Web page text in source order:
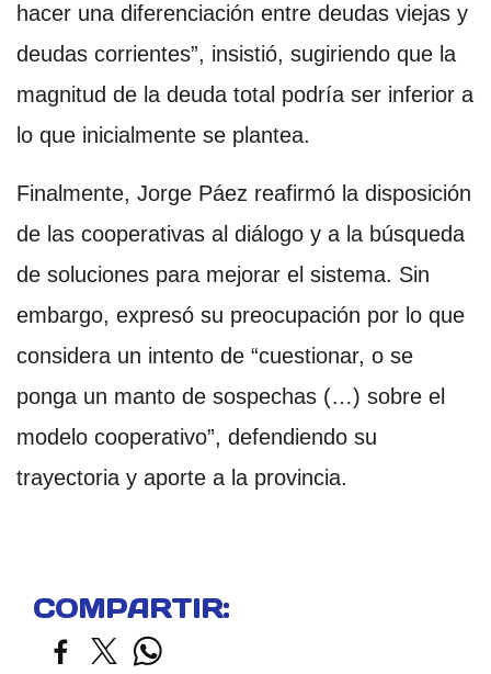
hacer una diferenciación entre deudas viejas y
deudas corrientes”, insistió, sugiriendo que la
magnitud de la deuda total podría ser inferior a
lo que inicialmente se plantea.
Finalmente, Jorge Páez reafirmó la disposición
de las cooperativas al diálogo y a la búsqueda
de soluciones para mejorar el sistema. Sin
embargo, expresó su preocupación por lo que
considera un intento de “cuestionar, o se
ponga un manto de sospechas (…) sobre el
modelo cooperativo”, defendiendo su
trayectoria y aporte a la provincia.
COMPARTIR: